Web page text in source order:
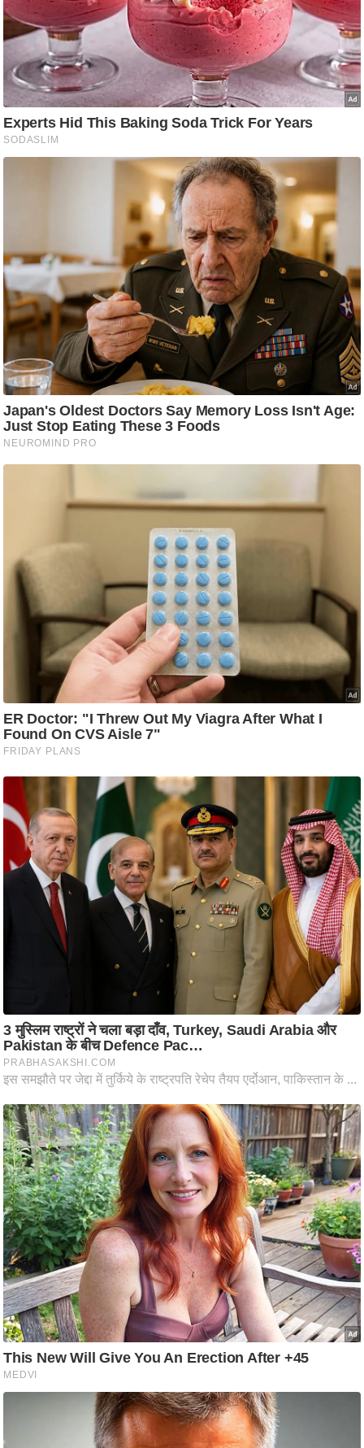
N
e
w
s
ला
इ
फ
टे
क्नॉ
लॉ
जी
ब्यू
टी
/
फै
श
न
घ
प
र्य
फि
ट
ने
मं
त्रा
रि
ले
नी
ति
वि
श्ले
ष
ण
स
म
सा
म
यि
क
मा
तृ
भू
मि
स्तं
भ